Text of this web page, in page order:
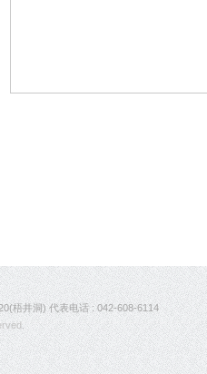
梧井洞) 代表电话 : 042-608-6114